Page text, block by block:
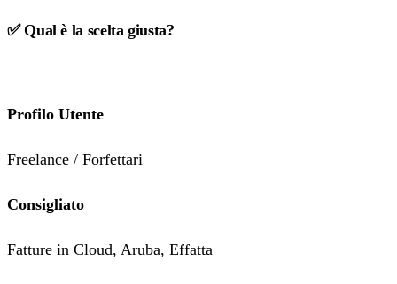
✅ Qual è la scelta giusta?
Profilo Utente
Freelance / Forfettari
Consigliato
Fatture in Cloud, Aruba, Effatta